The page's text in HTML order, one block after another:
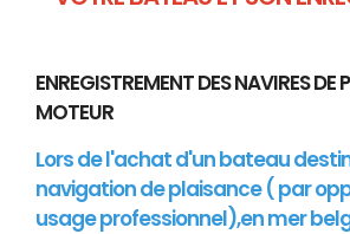
ENREGISTREMENT DES NAVIRES DE
MOTEUR
Lors de l'achat d'un bateau
navigation de plaisance ( par
usage professionnel),en mer